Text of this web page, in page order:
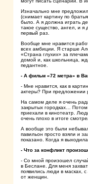
Изначально мне
(снимает картину по
было. А я должна играть
такое существо, ангел, и я
первый раз.
Вообще мне нравится
всех амбиции. Я старше
«Страна глухих» за
домой и, как школьница,
педантное.
- А фильм «72 метра» в
- Мне нравится, как в
актеры? При предложении
На самом деле я очень
закрытых городках…
приехали в кинотеатр.
очень плохо в итоге
А вообще это были
павильон просто взяли и
показано. Когда я
- Что за конфликт
- Со мной произошел
в Беслане. Для меня
появились люди в масках,
от женщин.